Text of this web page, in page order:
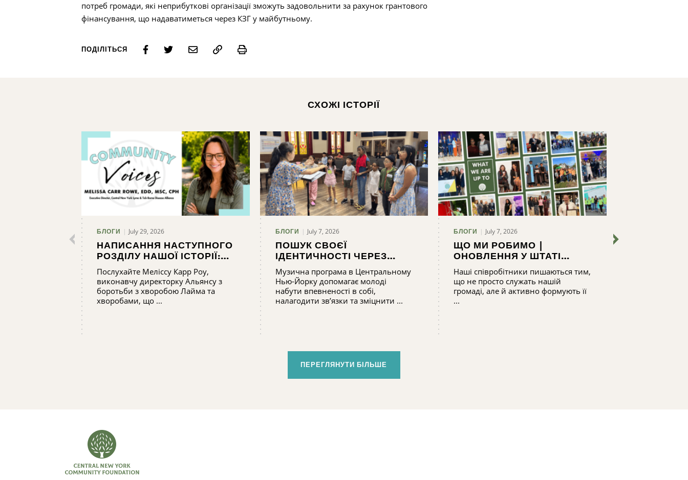
потреб громади, які неприбуткові організації зможуть задовольнити за рахунок грантового
фінансування, що надаватиметься через КЗГ у майбутньому.
ПОДІЛІТЬСЯ Print
СХОЖІ ІСТОРІЇ
БЛОГИ July 29, 2026
НАПИСАННЯ НАСТУПНОГО
РОЗДІЛУ НАШОЇ ІСТОРІЇ:
ШЛЯХ ДО РОЗБУДОВИ
ПОТЕНЦІАЛУ АЛЬЯНСУ З
БОРОТЬБИ З ХВОРОБОЮ
ЛАЙМА ТА ХВОРОБАМИ,
ЩО ПЕРЕДАЮТЬСЯ
Послухайте Меліссу Карр Роу,
виконавчу директорку Альянсу з
боротьби з хворобою Лайма та
хворобами, що ...
БЛОГИ July 7, 2026
ПОШУК СВОЄЇ
ІДЕНТИЧНОСТІ ЧЕРЕЗ
МУЗИКУ В ТАБОРІ
«GRACENOTE»
Музична програма в Центральному
Нью-Йорку допомагає молоді
набути впевненості в собі,
налагодити зв’язки та зміцнити ...
БЛОГИ July 7, 2026
ЩО МИ РОБИМО |
ОНОВЛЕННЯ У ШТАТІ
CNYCF
Наші співробітники пишаються тим,
що не просто служать нашій
громаді, але й активно формують її
...
ПЕРЕГЛЯНУТИ БІЛЬШЕ